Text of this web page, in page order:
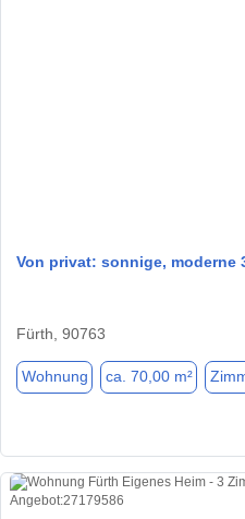
Von privat: sonnige, moderne
Fürth, 90763
Wohnung ca. 70,00 m²